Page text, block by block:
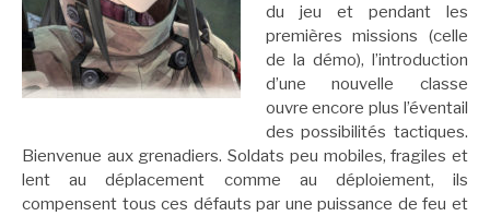
du jeu et pendant les
premières missions (celle
de la démo), l’introduction
d’une nouvelle classe
ouvre encore plus l’éventail
des possibilités tactiques.
Bienvenue aux grenadiers. Soldats peu mobiles, fragiles et
lent au déplacement comme au déploiement, ils
compensent tous ces défauts par une puissance de feu et